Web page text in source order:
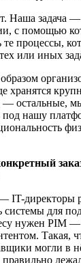
Наша задача —
с помощью
процессы,
или иных
хранятся
— остальные,
под нашу
IT-директоры
системы для
нужен PIM —
Такая,
могли в
правильно